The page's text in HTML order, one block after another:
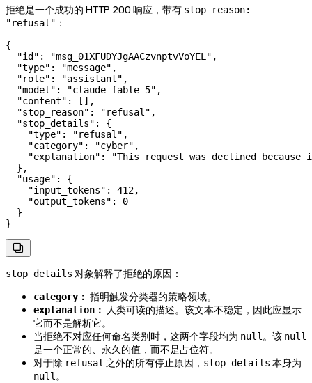
拒绝是一个成功的 HTTP 200 响应，带有 stop_reason:
"refusal" ：
{
  "id"
: "msg_01XFUDYJgAACzvnptvVoYEL" ,
  "type"
: "message" ,
  "role"
: "assistant" ,
  "model"
: "claude-fable-5" ,
  "content"
: [],
  "stop_reason"
: "refusal" ,
  "stop_details"
: {
    "type"
: "refusal" ,
    "category"
: "cyber" ,
    "explanation"
:
"This request was declined
  },
  "usage"
: {
    "input_tokens"
: 412,
    "output_tokens"
: 0
  }
}

stop_details 对象解释了拒绝的原因：
category ： 指明触发分类器的策略领域。
explanation ： 人类可读的描述。该文本不稳定，因此应显示
它而不是解析它。
当拒绝不对应任何命名类别时，这两个字段均为 null 。该 null
是一个正常的、永久的值，而不是占位符。
对于除 refusal 之外的所有停止原因， stop_details 本身为
null 。